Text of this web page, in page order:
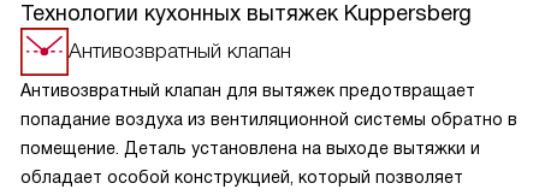
Технологии кухонных вытяжек Kuppersberg
Антивозвратный клапан
Антивозвратный клапан для вытяжек предотвращает
попадание воздуха из вентиляционной системы обратно в
помещение. Деталь установлена на выходе вытяжки и
обладает особой конструкцией, который позволяет